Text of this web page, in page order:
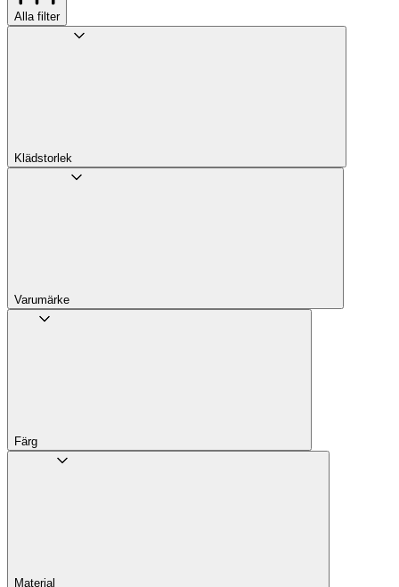
Alla filter
Klädstorlek
Varumärke
Färg
Material